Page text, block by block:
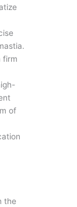
firm
of
the